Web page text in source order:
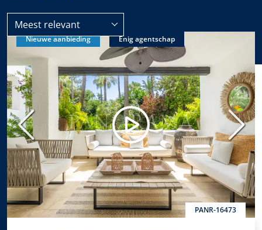
Marbella Golden Mile Puente Romano II
Meest relevant
Vorige
Nieuwe aanbieding Enig agentschap
PANR-16473